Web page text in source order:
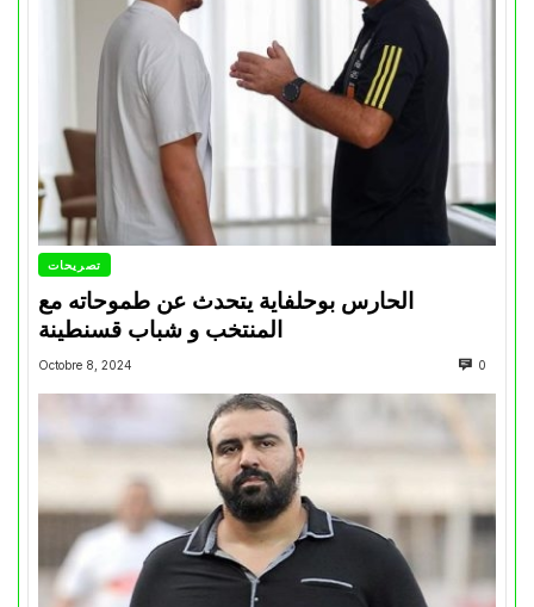
تصريحات
الحارس بوحلفاية يتحدث عن طموحاته مع
المنتخب و شباب قسنطينة
Octobre 8, 2024 0